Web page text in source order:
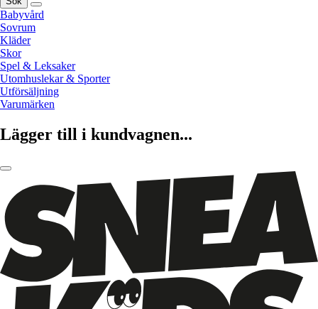
Babyvård
Sovrum
Kläder
Skor
Spel & Leksaker
Utomhuslekar & Sporter
Utförsäljning
Varumärken
Lägger till i kundvagnen...